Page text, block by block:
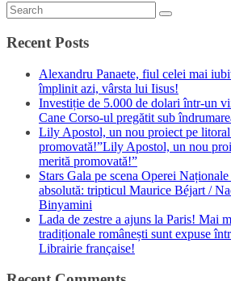
Recent Posts
Alexandru Panaete, fiul celei mai
împlinit azi, vârsta lui Iisus!
Investiție de 5.000 de dolari într-un
Cane Corso-ul pregătit sub
Lily Apostol, un nou proiect pe
promovată!”Lily Apostol, un nou
merită promovată!”
Stars Gala pe scena Operei
absolută: tripticul Maurice Béjart /
Binyamini
Lada de zestre a ajuns la Paris! Mai
tradiționale românești sunt expuse
Librairie française!